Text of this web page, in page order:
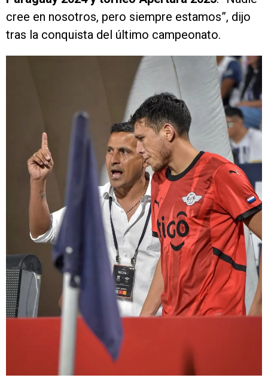
cree en nosotros, pero siempre estamos”, dijo
tras la conquista del último campeonato.